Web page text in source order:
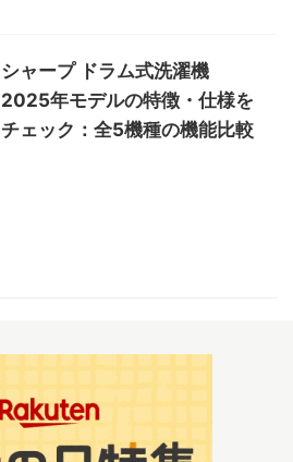
シャープ ドラム式洗濯機
2025年モデルの特徴・仕様を
チェック：全5機種の機能比較